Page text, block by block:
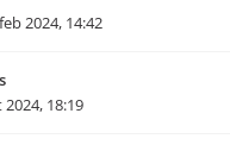
2024, 14:42
18:19